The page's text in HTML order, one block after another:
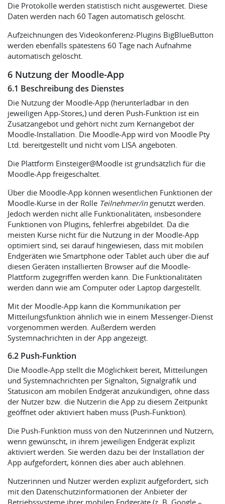
Die Protokolle werden statistisch nicht ausgewertet. Diese
Daten werden nach 60 Tagen automatisch gelöscht.
Aufzeichnungen des Videokonferenz-Plugins BigBlueButton
werden ebenfalls spätestens 60 Tage nach Aufnahme
automatisch gelöscht.
6 Nutzung der Moodle-App
6.1 Beschreibung des Dienstes
Die Nutzung der Moodle-App (herunterladbar in den
jeweiligen App-Stores,) und deren Push-Funktion ist ein
Zusatzangebot und gehört nicht zum Kernangebot der
Moodle-Installation. Die Moodle-App wird von Moodle Pty
Ltd. bereitgestellt und nicht vom LISA angeboten.
Die Plattform Einsteiger@Moodle ist grundsätzlich für die
Moodle-App freigeschaltet.
Über die Moodle-App können wesentlichen Funktionen der
Moodle-Kurse in der Rolle Teilnehmer/ingenutzt werden.
Jedoch werden nicht alle Funktionalitäten, insbesondere
Funktionen von Plugins, fehlerfrei abgebildet. Da die
meisten Kurse nicht für die Nutzung in der Moodle-App
optimiert sind, sei darauf hingewiesen, dass mit mobilen
Endgeräten wie Smartphone oder Tablet auch über die auf
diesen Geräten installierten Browser auf die Moodle-
Plattform zugegriffen werden kann. Die Funktionalitäten
werden dann wie am Computer oder Laptop dargestellt.
Mit der Moodle-App kann die Kommunikation per
Mitteilungsfunktion ähnlich wie in einem Messenger-Dienst
vorgenommen werden. Außerdem werden
Systemnachrichten in der App angezeigt.
6.2 Push-Funktion
Die Moodle-App stellt die Möglichkeit bereit, Mitteilungen
und Systemnachrichten per Signalton, Signalgrafik und
Statusicon am mobilen Endgerät anzukündigen, ohne dass
der Nutzer bzw. die Nutzerin die App zu diesem Zeitpunkt
geöffnet oder aktiviert haben muss (Push-Funktion).
Die Push-Funktion muss von den Nutzerinnen und Nutzern,
wenn gewünscht, in ihrem jeweiligen Endgerät explizit
aktiviert werden. Sie werden dazu bei der Installation der
App aufgefordert, können dies aber auch ablehnen.
Nutzerinnen und Nutzer werden explizit aufgefordert, sich
mit den Datenschutzinformationen der Anbieter der
Betriebssysteme ihrer mobilen Endgeräte (z. B. Google –